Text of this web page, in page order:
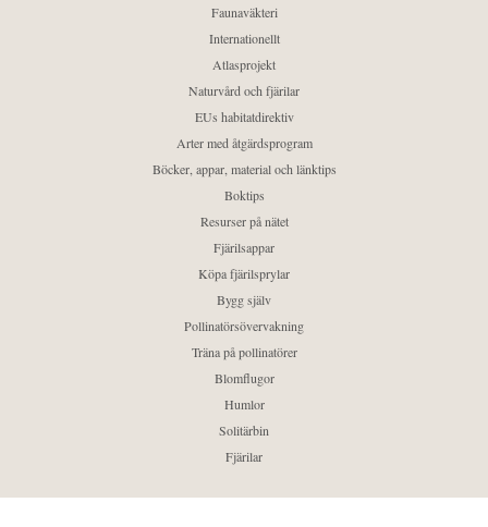
Faunaväkteri
Internationellt
Atlasprojekt
Naturvård och fjärilar
EUs habitatdirektiv
Arter med åtgärdsprogram
Böcker, appar, material och länktips
Boktips
Resurser på nätet
Fjärilsappar
Köpa fjärilsprylar
Bygg själv
Pollinatörsövervakning
Träna på pollinatörer
Blomflugor
Humlor
Solitärbin
Fjärilar